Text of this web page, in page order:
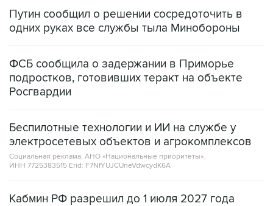
Путин сообщил о решении сосредоточить в
одних руках все службы тыла Минобороны
ФСБ сообщила о задержании в Приморье
подростков, готовивших теракт на объекте
Росгвардии
Беспилотные технологии и ИИ на службе у
электросетевых объектов и агрокомплексов
Социальная реклама, АНО «Национальные приоритеты».
ИНН 7725383515 Erid: F7NfYUJCUneVdwcydK6A
Кабмин РФ разрешил до 1 июля 2027 года